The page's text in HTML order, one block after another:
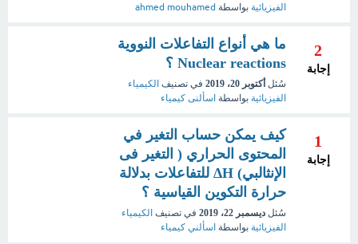
الفيزيائية بواسطة ahmed mouhamed
2
إجابة
ما هي أنواع التفاعلات النووية
Nuclear reactions ؟
سُئل أكتوبر 20، 2019 في تصنيف الكيمياء
الفيزيائية بواسطة اسألنى كيمياء
1
إجابة
كيف يمكن حساب التغير في
المحتوى الحراري ( التغير فى
الإنثالبي) ΔH للتفاعلات بدلالة
حرارة التكوين القياسية ؟
سُئل ديسمبر 22، 2019 في تصنيف الكيمياء
الفيزيائية بواسطة اسألني كيمياء